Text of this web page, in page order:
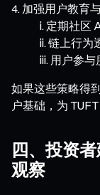
加强用户教育
定期社区
链上行为
用户参与
如果这些策略得
户基础，为
四、投资
观察